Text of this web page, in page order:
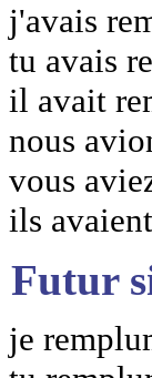
j'avais
tu avais
il avait
nous
vous
ils
Futur
je